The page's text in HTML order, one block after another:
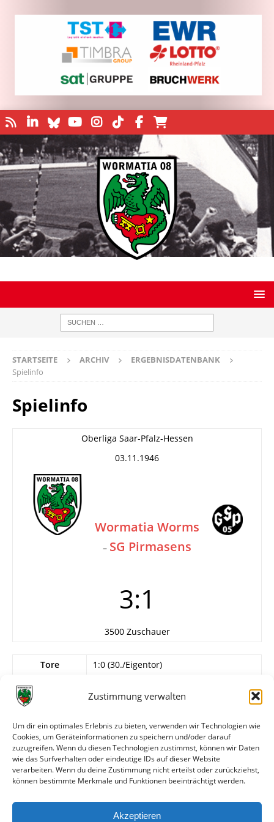
Zustimmung verwalten
Um dir ein optimales Erlebnis zu bieten, verwenden wir Technologien wie
Cookies, um Geräteinformationen zu speichern und/oder darauf
zuzugreifen. Wenn du diesen Technologien zustimmst, können wir Daten
wie das Surfverhalten oder eindeutige IDs auf dieser Website
verarbeiten. Wenn du deine Zustimmung nicht erteilst oder zurückziehst,
können bestimmte Merkmale und Funktionen beeinträchtigt werden.
Akzeptieren
STARTSEITE ARCHIV
ERGEBNISDATENBANK
Spielinfo
Spielinfo
Oberliga Saar-Pfalz-Hessen
03.11.1946
Wormatia Worms
– SG Pirmasens
3:1
3500 Zuschauer
Tore
1:0 (30./Eigentor)
3:0 E. Vogt (80.)
3:1 Weinkauf (89.)
Schiedsrichter
Oswald (Worms)
Info
Wormatia Worms
Gehbauer, H. Kuhn, L. Sattler, E. Vogt…
Alle bisherigen Partien der beiden Mannschaften